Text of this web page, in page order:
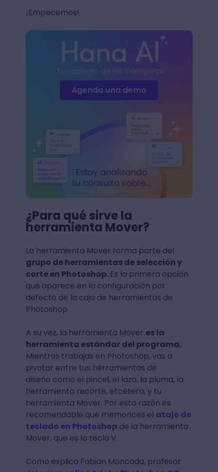
¡Empecemos!
Agenda una demo
¿Para qué sirve la
herramienta Mover?
La herramienta Mover forma parte del
grupo de herramientas de selección y
corte en Photoshop. Es la primera opción
que aparece en la configuración por
defecto de la caja de herramientas de
Photoshop.
A su vez, la herramienta Mover es la
herramienta estándar del programa.
Mientras trabajas en Photoshop, vas a
pivotar entre tus herramientas de
diseño como el pincel, el lazo, la pluma, la
herramienta recorte, etcétera, y tu
herramienta Mover. Por esta razón es
recomendable que memorices el atajo de
teclado en Photoshopde la herramienta
Mover, que es la tecla V.
Como explica Fabian Moncada, profesor